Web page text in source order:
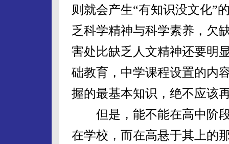
则就会产生“有知识没文化”
乏科学精神与科学素养，欠
害处比缺乏人文精神还要明
础教育，中学课程设置的内
握的最基本知识，绝不应该
但是，能不能在高中阶段
在学校，而在高悬于其上的